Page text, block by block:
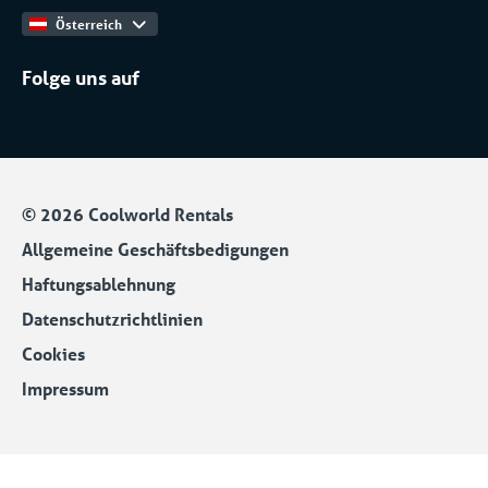
Österreich
Folge uns auf
© 2026 Coolworld Rentals
Allgemeine Geschäftsbedigungen
Haftungsablehnung
Datenschutzrichtlinien
Cookies
Impressum